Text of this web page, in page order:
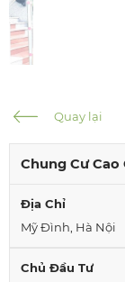
Quay lại
Chung Cư
Địa Chỉ
Mỹ Đình, Hà Nội
Chủ Đầu Tư